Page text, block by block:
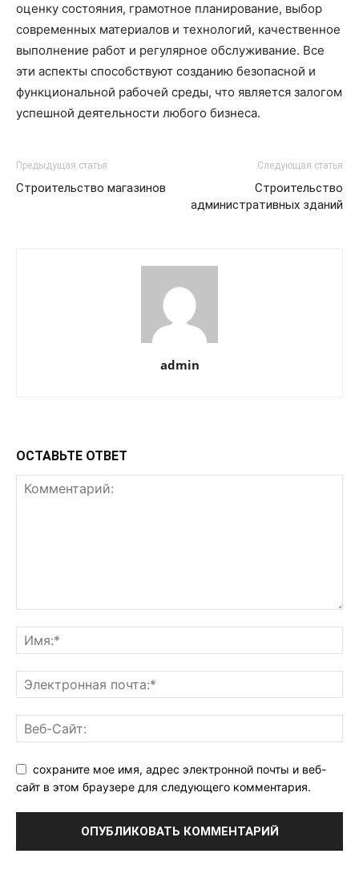
оценку состояния, грамотное планирование, выбор
современных материалов и технологий, качественное
выполнение работ и регулярное обслуживание. Все
эти аспекты способствуют созданию безопасной и
функциональной рабочей среды, что является залогом
успешной деятельности любого бизнеса.
Предыдущая статья
Строительство магазинов
Следующая статья
Строительство
административных зданий
admin
ОСТАВЬТЕ ОТВЕТ
сохраните мое имя, адрес электронной почты и веб-
сайт в этом браузере для следующего комментария.